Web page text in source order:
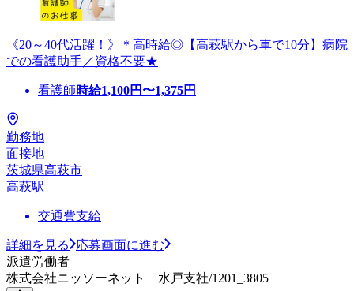
《20～40代活躍！》＊高時給◎【高萩駅から車で10分】病院
での看護助手／資格不要★
看護師時給1,100円〜1,375円
勤務地
面接地
茨城県高萩市
高萩駅
交通費支給
詳細を見る
応募画面に進む
派遣労働者
株式会社ニッソーネット 水戸支社/1201_3805